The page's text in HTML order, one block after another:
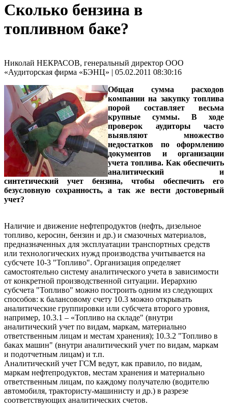
Сколько бензина в
топливном баке?
Николай НЕКРАСОВ, генеральный директор ООО
«Аудиторская фирма «БЭНЦ» | 05.02.2011 08:30:16
Общая сумма расходов
компании на закупку топлива
порой составляет весьма
крупные суммы. В ходе
проверок аудиторы часто
выявляют множество
недостатков по оформлению
документов и организации
учета топлива. Как обеспечить
аналитический и
синтетический учет бензина, чтобы обеспечить его
безусловную сохранность, а так же вести достоверный
учет?
Наличие и движение нефтепродуктов (нефть, дизельное
топливо, керосин, бензин и др.) и смазочных материалов,
предназначенных для эксплуатации транспортных средств
или технологических нужд производства учитывается на
субсчете 10-3 "Топливо". Организация определяет
самостоятельно систему аналитического учета в зависимости
от конкретной производственной ситуации. Иерархию
субсчета "Топливо" можно построить одним из следующих
способов: к балансовому счету 10.3 можно открывать
аналитические группировки или субсчета второго уровня,
например, 10.3.1 – «Топливо на складе" (внутри
аналитический учет по видам, маркам, материально
ответственным лицам и местам хранения); 10.3.2 "Топливо в
баках машин" (внутри аналитический учет по видам, маркам
и подотчетным лицам) и т.п.
Аналитический учет ГСМ ведут, как правило, по видам,
маркам нефтепродуктов, местам хранения и материально
ответственным лицам, по каждому получателю (водителю
автомобиля, трактористу-машинисту и др.) в разрезе
соответствующих аналитических счетов.